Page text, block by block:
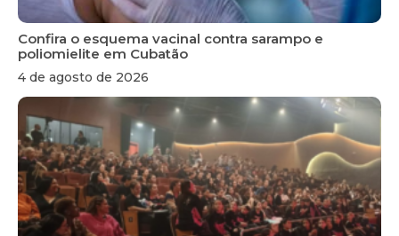
Confira o esquema vacinal contra sarampo e
poliomielite em Cubatão
4 de agosto de 2026